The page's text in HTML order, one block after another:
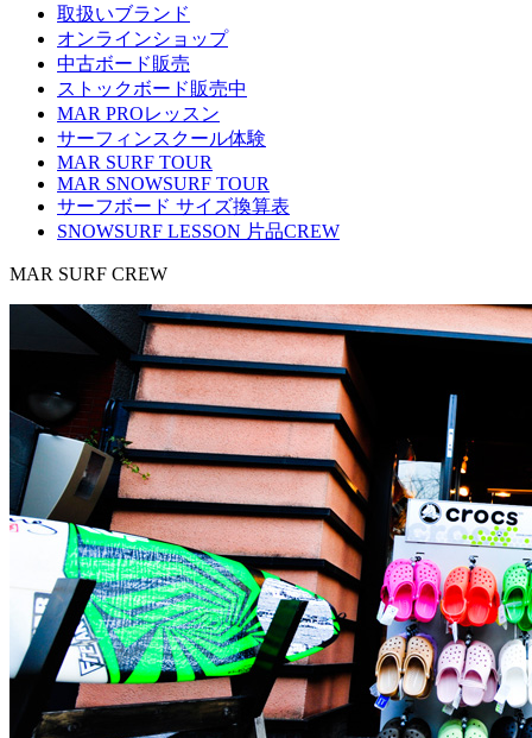
取扱いブランド
オンラインショップ
中古ボード販売
ストックボード販売中
MAR PROレッスン
サーフィンスクール体験
MAR SURF TOUR
MAR SNOWSURF TOUR
サーフボード サイズ換算表
SNOWSURF LESSON 片品CREW
MAR SURF CREW